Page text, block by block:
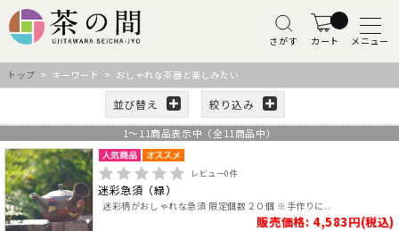
さがす カート メニュー
トップ > キーワード > おしゃれな茶器と楽しみたい
並び替え 絞り込み
1～ 11商品表示中（全 11商品中）
レビュー0件
迷彩急須（緑）
迷彩柄がおしゃれな急須 限定個数２０個 ※手作りに..
販売価格: 4,583円(税込)